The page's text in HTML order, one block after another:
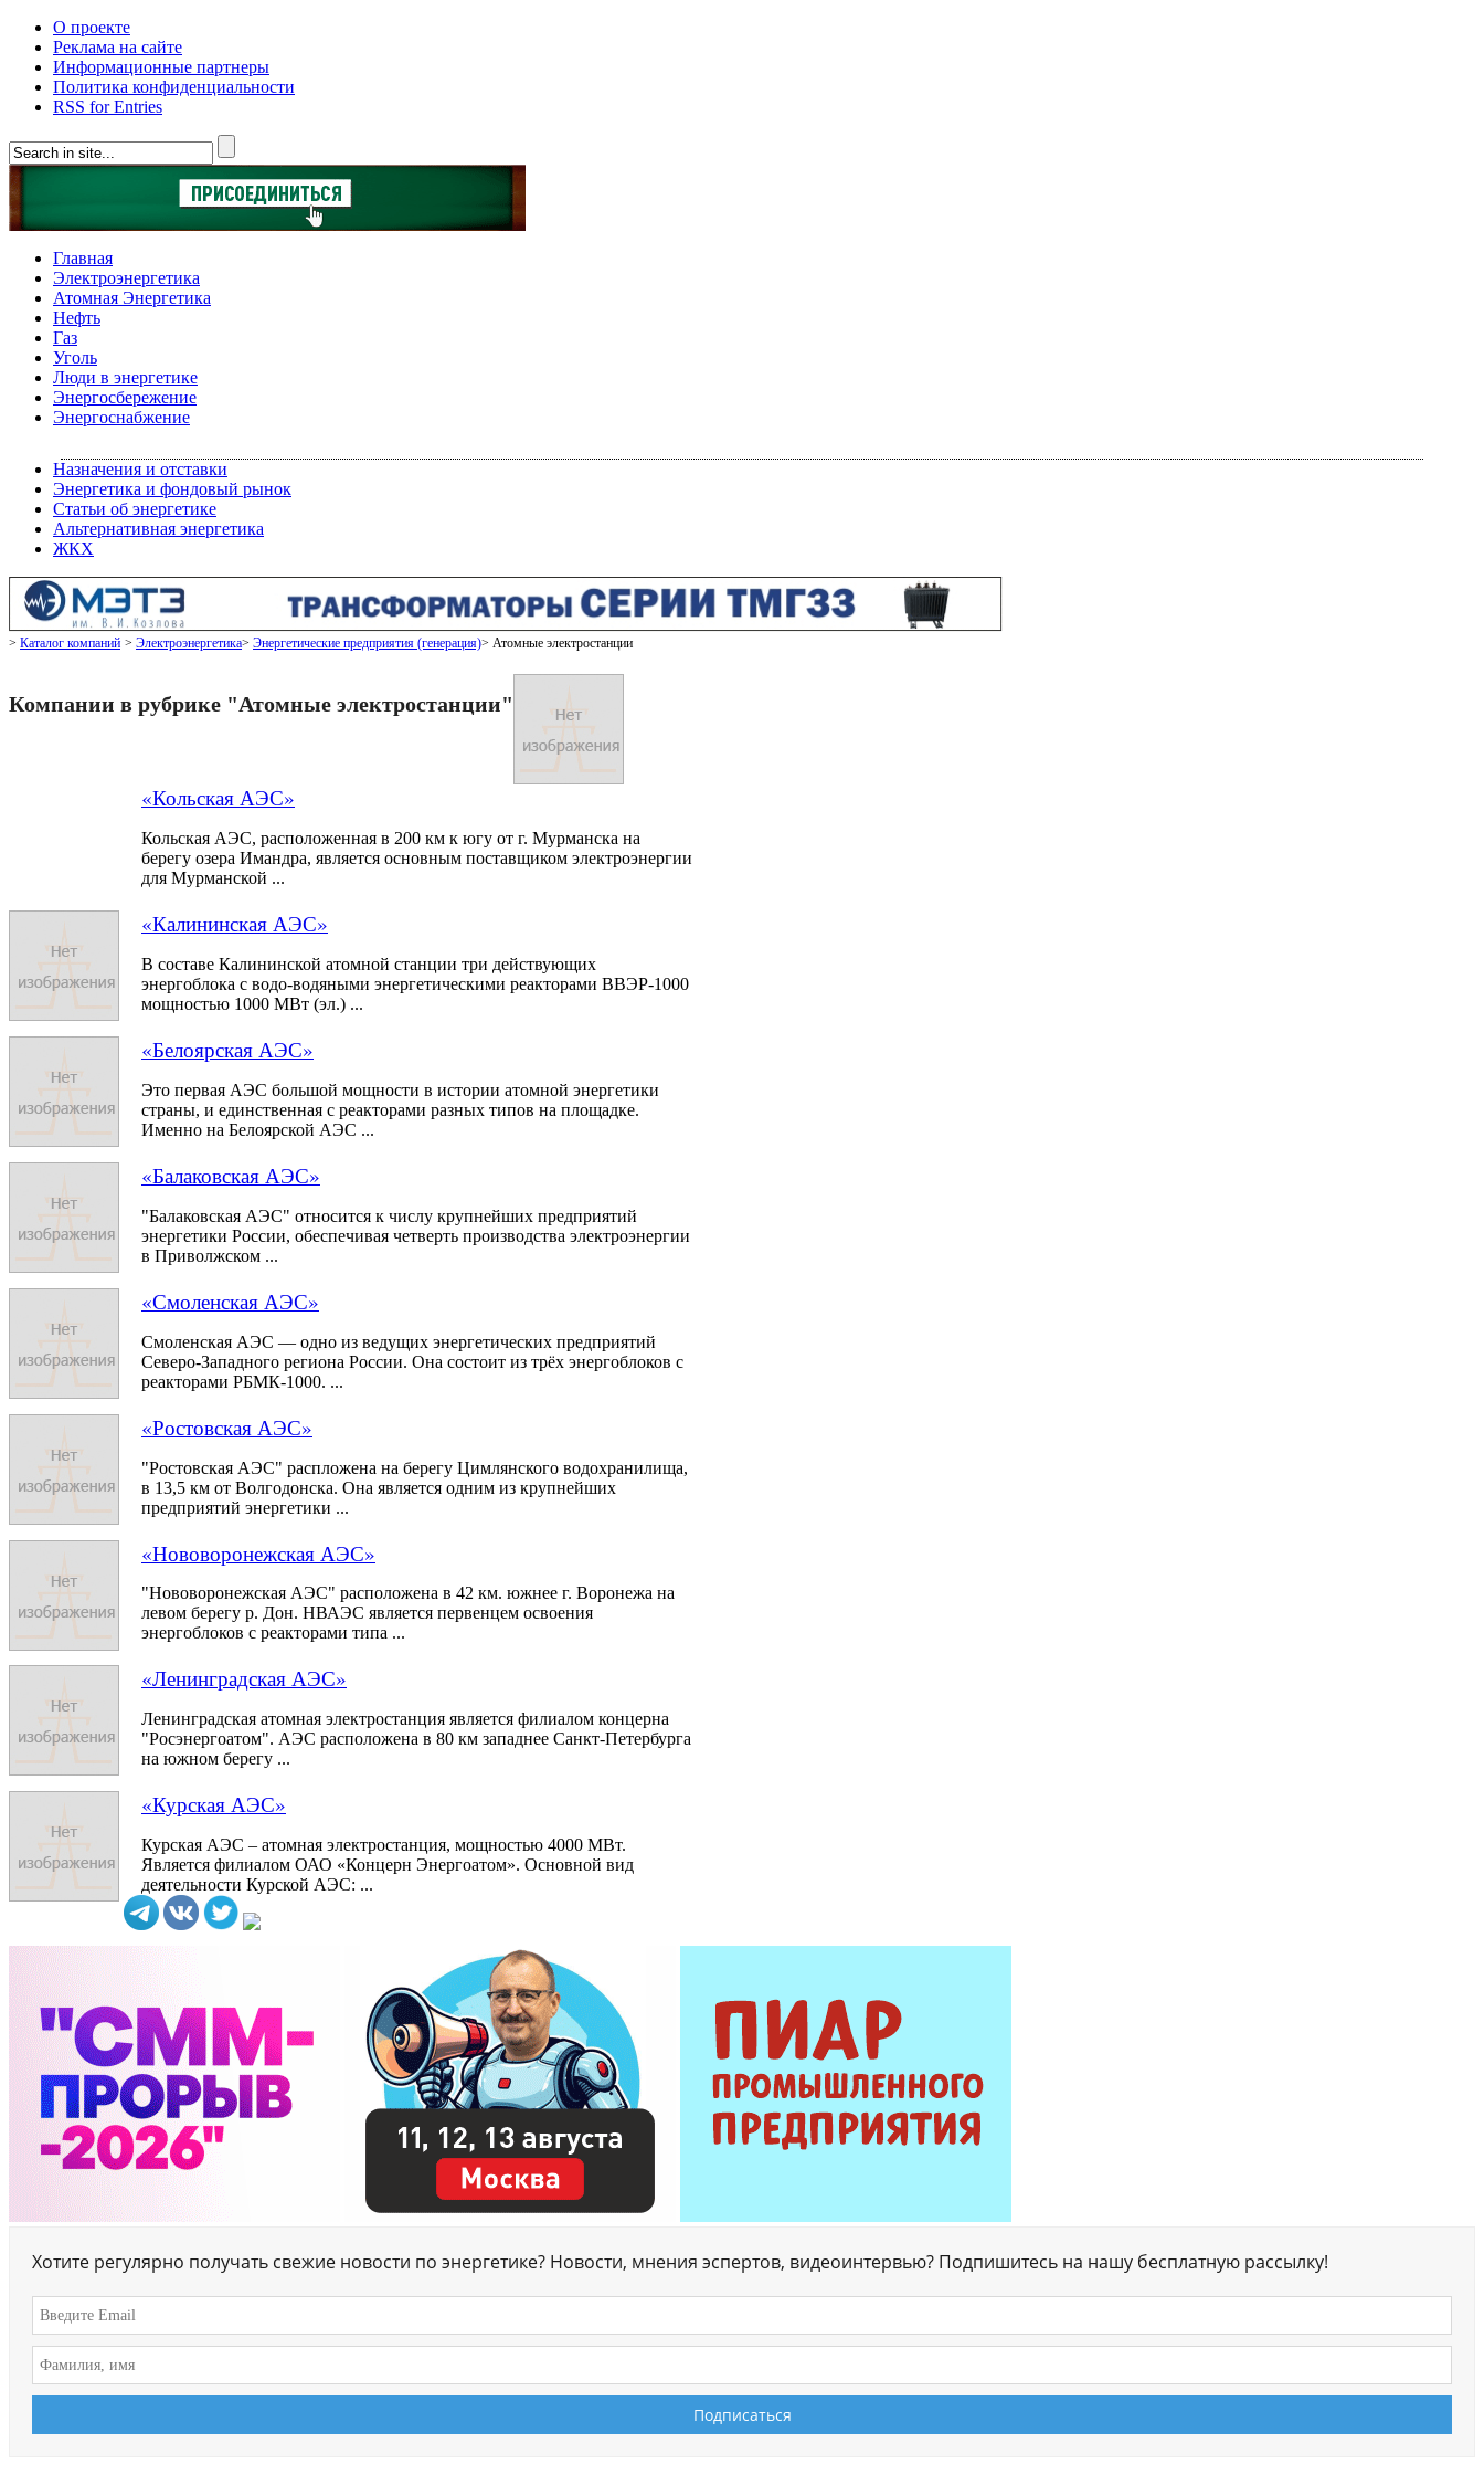
О проекте
Реклама на сайте
Информационные партнеры
Политика конфиденциальности
RSS for Entries
Главная
Электроэнергетика
Атомная Энергетика
Нефть
Газ
Уголь
Люди в энергетике
Энергосбережение
Энергоснабжение
Назначения и отставки
Энергетика и фондовый рынок
Статьи об энергетике
Альтернативная энергетика
ЖКХ
Каталог компаний Электроэнергетика Энергетические предприятия (генерация) Атомные электростанции
Компании в рубрике "Атомные электростанции"
«Кольская АЭС»
Кольская АЭС, расположенная в 200 км к югу от г. Мурманска на
берегу озера Имандра, является основным поставщиком электроэнергии
для Мурманской ...
«Калининская АЭС»
В составе Калининской атомной станции три действующих
энергоблока с водо-водяными энергетическими реакторами ВВЭР-1000
мощностью 1000 МВт (эл.) ...
«Белоярская АЭС»
Это первая АЭС большой мощности в истории атомной энергетики
страны, и единственная с реакторами разных типов на площадке.
Именно на Белоярской АЭС ...
«Балаковская АЭС»
"Балаковская АЭС" относится к числу крупнейших предприятий
энергетики России, обеспечивая четверть производства электроэнергии
в Приволжском ...
«Смоленская АЭС»
Смоленская АЭС — одно из ведущих энергетических предприятий
Северо-Западного региона России. Она состоит из трёх энергоблоков с
реакторами РБМК-1000. ...
«Ростовская АЭС»
"Ростовская АЭС" распложена на берегу Цимлянского водохранилища,
в 13,5 км от Волгодонска. Она является одним из крупнейших
предприятий энергетики ...
«Нововоронежская АЭС»
"Нововоронежская АЭС" расположена в 42 км. южнее г. Воронежа на
левом берегу р. Дон. НВАЭС является первенцем освоения
энергоблоков с реакторами типа ...
«Ленинградская АЭС»
Ленинградская атомная электростанция является филиалом концерна
"Росэнергоатом". АЭС расположена в 80 км западнее Санкт-Петербурга
на южном берегу ...
«Курская АЭС»
Курская АЭС – атомная электростанция, мощностью 4000 МВт.
Является филиалом ОАО «Концерн Энергоатом». Основной вид
деятельности Курской АЭС: ...
Хотите регулярно получать свежие новости по энергетике? Новости, мнения эспертов, видеоинтервью? Подпишитесь на нашу бесплатную рассылку!